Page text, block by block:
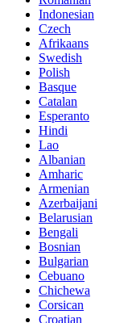
Indonesian
Czech
Afrikaans
Swedish
Polish
Basque
Catalan
Esperanto
Hindi
Lao
Albanian
Amharic
Armenian
Azerbaijani
Belarusian
Bengali
Bosnian
Bulgarian
Cebuano
Chichewa
Corsican
Croatian